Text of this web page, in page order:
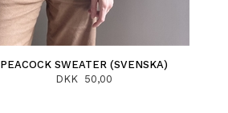
PEACOCK SWEATER (SVENSKA)
DKK 50,00